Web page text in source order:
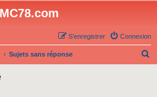
Connexion
S’enregistrer
Sujets sans réponse